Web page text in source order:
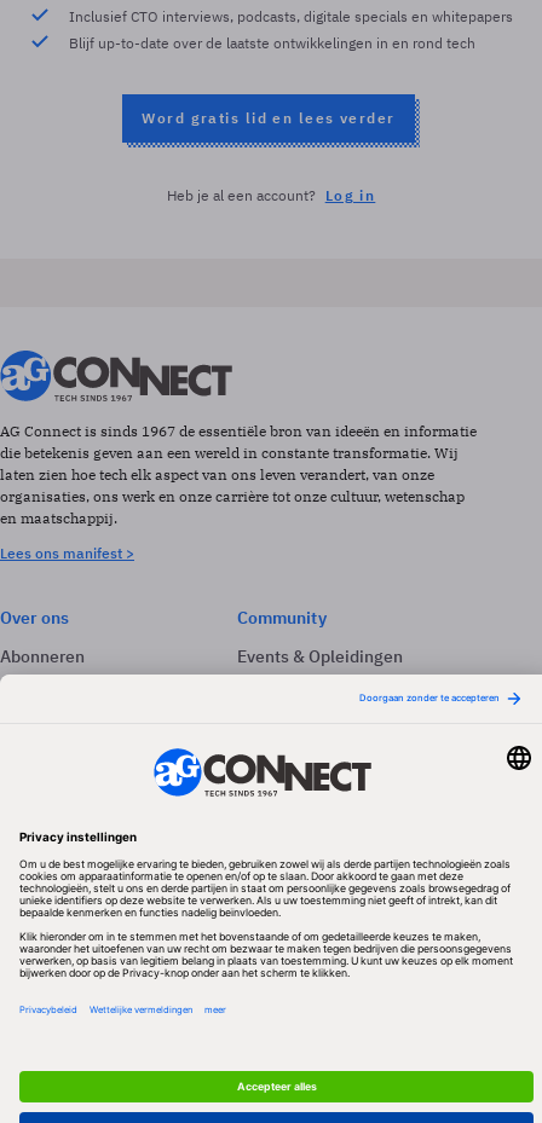
Inclusief CTO interviews, podcasts, digitale specials en whitepapers
Blijf up-to-date over de laatste ontwikkelingen in en rond tech
Word gratis lid en lees verder
Heb je al een account? Log in
AG Connect is sinds 1967 de essentiële bron van ideeën en informatie
die betekenis geven aan een wereld in constante transformatie. Wij
laten zien hoe tech elk aspect van ons leven verandert, van onze
organisaties, ons werk en onze carrière tot onze cultuur, wetenschap
en maatschappij.
Lees ons manifest >
Over ons
Abonneren
Adverteren
Community
Events & Opleidingen
Volg ons
Redactionele partner
Algemene Voorwaarden & Copyrights